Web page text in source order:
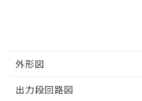
外形図
出力段回路図
※当社の共同利用者と
指します。
51物質の非含有証明書（当社
※本証明書は発行日時点で非
るもので、過去に遡って非含
ものではありません。